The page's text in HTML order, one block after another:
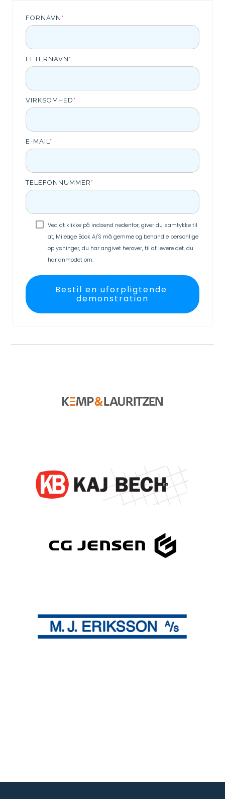
FORNAVN *
EFTERNAVN *
VIRKSOMHED *
E-MAIL*
TELEFONNUMMER *
Ved at klikke på indsend nedenfor, giver du samtykke til
at, Mileage Book A/S må gemme og behandle personlige
oplysninger, du har angivet herover, til at levere det, du
har anmodet om.